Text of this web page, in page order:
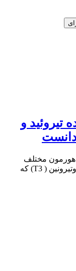
تیروئید و
هورمون مختلف
ترشح می‌کنند. تیروکسین (T4) ، تری یدوتیرونین ( T3) که